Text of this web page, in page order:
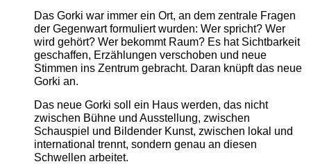
Das Gorki war immer ein Ort, an dem zentrale Fragen
der Gegenwart formuliert wurden: Wer spricht? Wer
wird gehört? Wer bekommt Raum? Es hat Sichtbarkeit
geschaffen, Erzählungen verschoben und neue
Stimmen ins Zentrum gebracht. Daran knüpft das neue
Gorki an.
Das neue Gorki soll ein Haus werden, das nicht
zwischen Bühne und Ausstellung, zwischen
Schauspiel und Bildender Kunst, zwischen lokal und
international trennt, sondern genau an diesen
Schwellen arbeitet.